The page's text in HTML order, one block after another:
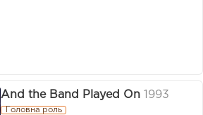
And the Band Played On 1993
Головна роль